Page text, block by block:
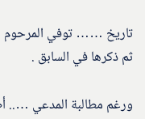
تاريخ …… توفي المرحوم
ثم ذكرها في السابق .
ورغم مطالبة المدعي …..